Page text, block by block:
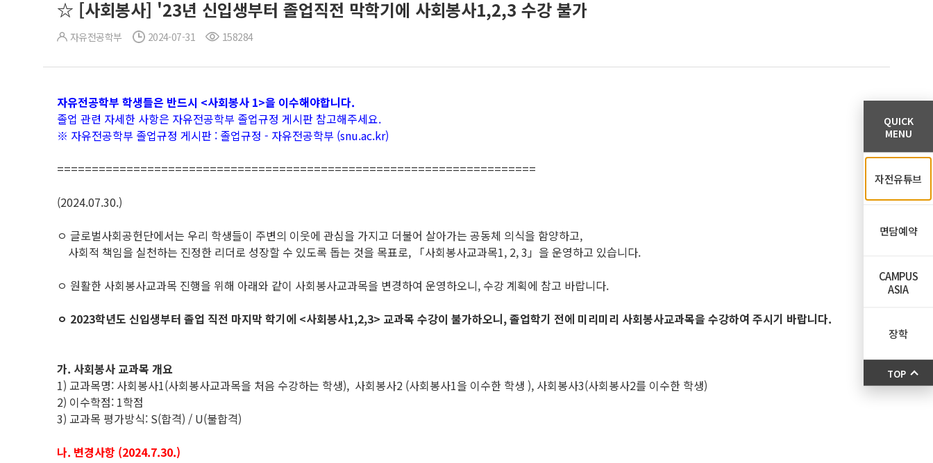
☆ [사회봉사] '23년 신입생부터 졸업직전 막학기에 사회봉사1,2,3 수강 불가
자유전공학부 2024-07-31 158284
자유전공학부 학생들은 반드시 <사회봉사 1>을 이수해야합니다.
졸업 관련 자세한 사항은 자유전공학부 졸업규정 게시판 참고해주세요.
※ 자유전공학부 졸업규정 게시판 : 졸업규정 - 자유전공학부 (snu.ac.kr)
=====================================================================
(2024.07.30.)
ㅇ 글로벌사회공헌단에서는 우리 학생들이 주변의 이웃에 관심을 가지고 더불어 살아가는 공동체 의식을 함양하고,
사회적 책임을 실천하는 진정한 리더로 성장할 수 있도록 돕는 것을 목표로, 「사회봉사교과목1, 2, 3」을 운영하고 있습니다.
ㅇ 원활한 사회봉사교과목 진행을 위해 아래와 같이 사회봉사교과목을 변경하여 운영하오니, 수강 계획에 참고 바랍니다.
ㅇ 2023학년도 신입생부터 졸업 직전 마지막 학기에 <사회봉사1,2,3> 교과목 수강이 불가하오니,졸업학기 전에 미리미리 사회봉사교과목을 수강하여 주시기 바랍니다.
가. 사회봉사 교과목 개요
1) 교과목명: 사회봉사1(사회봉사교과목을 처음 수강하는 학생), 사회봉사2 (사회봉사1을 이수한 학생 ), 사회봉사3(사회봉사2를 이수한 학생)
2) 이수학점: 1학점
3) 교과목 평가방식: S(합격) / U(불합격)
나. 변경사항 (2024.7.30.)
QUICK
MENU
자전유튜브
면담예약
CAMPUS
ASIA
장학
TOP